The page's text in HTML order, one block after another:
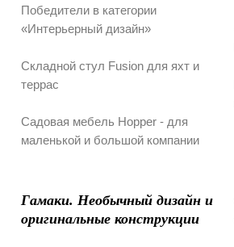
Победители в категории
«Интерьерный дизайн»
Складной стул Fusion для яхт и
террас
Садовая мебель Hopper - для
маленькой и большой компании
Гамаки. Необычный дизайн и
оригинальные конструкции